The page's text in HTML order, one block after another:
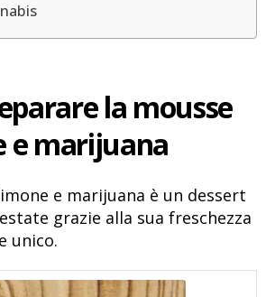
la mousse
e marijuana
e marijuana è un dessert
grazie alla sua freschezza
unico.